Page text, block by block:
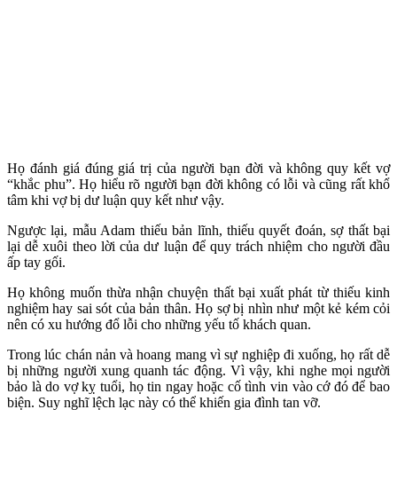
Họ đánh giá đúng giá trị của người bạn đời và không quy kết vợ
“khắc phu”. Họ hiểu rõ người bạn đời không có lỗi và cũng rất khổ
tâm khi vợ bị dư luận quy kết như vậy.
Ngược lại, mẫu Adam thiếu bản lĩnh, thiếu quyết đoán, sợ thất bại
lại dễ xuôi theo lời của dư luận để quy trách nhiệm cho người đầu
ấp tay gối.
Họ không muốn thừa nhận chuyện thất bại xuất phát từ thiếu kinh
nghiệm hay sai sót của bản thân. Họ sợ bị nhìn như một kẻ kém cỏi
nên có xu hướng đổ lỗi cho những yếu tố khách quan.
Trong lúc chán nản và hoang mang vì sự nghiệp đi xuống, họ rất dễ
bị những người xung quanh tác động. Vì vậy, khi nghe mọi người
bảo là do vợ kỵ tuổi, họ tin ngay hoặc cố tình vin vào cớ đó để bao
biện. Suy nghĩ lệch lạc này có thể khiến gia đình tan vỡ.